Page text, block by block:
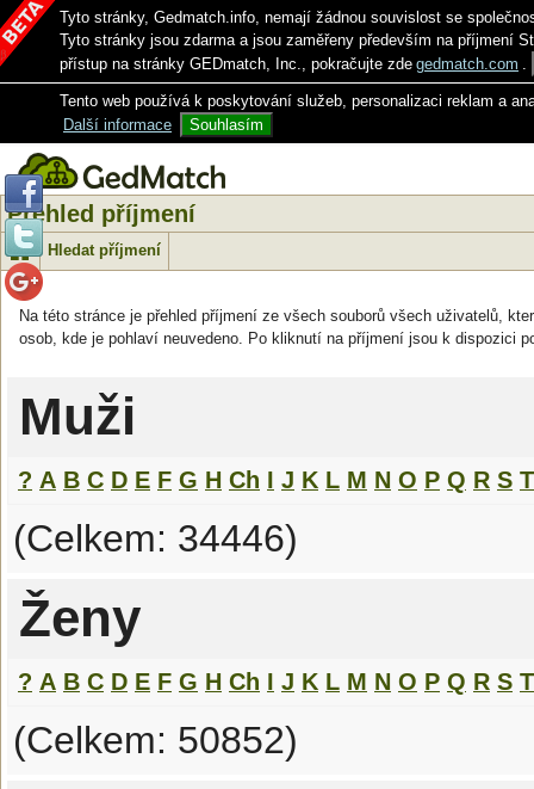
Tyto stránky, Gedmatch.info, nemají žádnou souvislost se
Tyto stránky jsou zdarma a jsou zaměřeny především na příjmení
přístup na stránky GEDmatch, Inc., pokračujte zde gedmatch.com .
Tento web používá k poskytování služeb, personalizaci reklam a
Další informace
Souhlasím
Přehled příjmení
Hledat příjmení
Na této stránce je přehled příjmení ze všech souborů všech uživatelů,
osob, kde je pohlaví neuvedeno. Po kliknutí na příjmení jsou k dispozici
Muži
? A B C D E F G H Ch I J K L M N O P Q R S T
(Celkem: 34446)
Ženy
? A B C D E F G H Ch I J K L M N O P Q R S T
(Celkem: 50852)